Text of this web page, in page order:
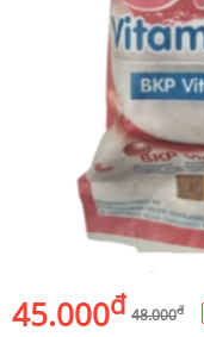
45.000đ 48.000đ